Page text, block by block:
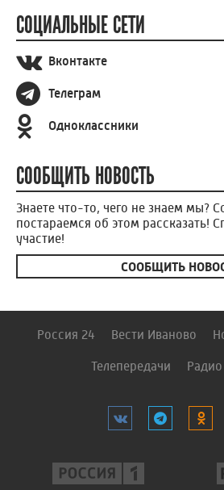
СОЦИАЛЬНЫЕ СЕТИ
Вконтакте
Телеграм
Одноклассники
СООБЩИТЬ НОВОСТЬ
Знаете что-то, чего не знаем мы?
постараемся об этом рассказать!
участие!
СООБЩИТЬ
Россия 24 Вести Иваново
Телепередачи Радио